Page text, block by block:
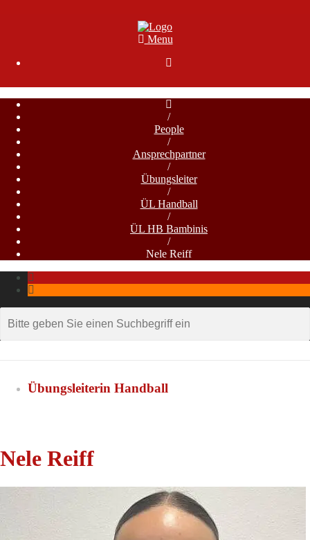
Menu

/
People
/
Ansprechpartner
/
Übungsleiter
/
ÜL Handball
/
ÜL HB Bambinis
/
Nele Reiff
Übungsleiterin Handball
Nele Reiff